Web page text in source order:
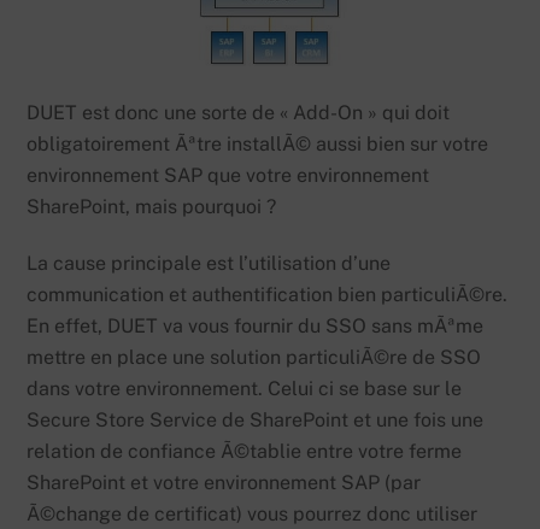
DUET est donc une sorte de « Add-On » qui doit
obligatoirement Ãªtre installÃ© aussi bien sur votre
environnement SAP que votre environnement
SharePoint, mais pourquoi ?
La cause principale est l’utilisation d’une
communication et authentification bien particuliÃ©re.
En effet, DUET va vous fournir du SSO sans mÃªme
mettre en place une solution particuliÃ©re de SSO
dans votre environnement. Celui ci se base sur le
Secure Store Service de SharePoint et une fois une
relation de confiance Ã©tablie entre votre ferme
SharePoint et votre environnement SAP (par
Ã©change de certificat) vous pourrez donc utiliser